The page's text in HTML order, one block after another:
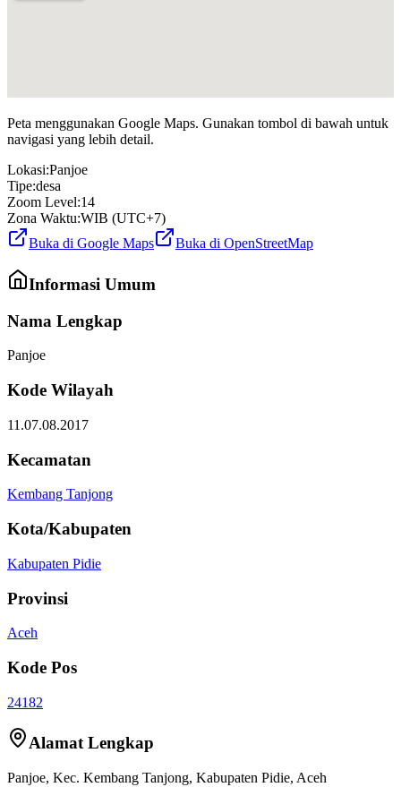
Peta menggunakan Google Maps. Gunakan tombol di bawah untuk
navigasi yang lebih detail.
Lokasi:Panjoe
Tipe:desa
Zoom Level:14
Zona Waktu:WIB (UTC+7)
Buka di Google Maps
Buka di OpenStreetMap
Informasi Umum
Nama Lengkap
Panjoe
Kode Wilayah
11.07.08.2017
Kecamatan
Kembang Tanjong
Kota/Kabupaten
Kabupaten Pidie
Provinsi
Aceh
Kode Pos
24182
Alamat Lengkap
Panjoe, Kec. Kembang Tanjong, Kabupaten Pidie, Aceh